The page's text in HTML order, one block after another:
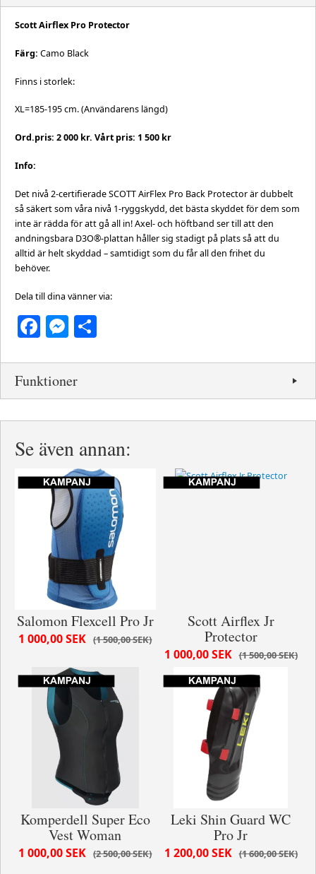
Scott Airflex Pro Protector
Färg: Camo Black
Finns i storlek:
XL=185-195 cm. (Användarens längd)
Ord.pris: 2 000 kr. Vårt pris: 1 500 kr
Info:
Det nivå 2-certifierade SCOTT AirFlex Pro Back Protector är dubbelt
så säkert som våra nivå 1-ryggskydd, det bästa skyddet för dem som
inte är rädda för att gå all in! Axel- och höftband ser till att den
andningsbara D3O®-plattan håller sig stadigt på plats så att du
alltid är helt skyddad – samtidigt som du får all den frihet du
behöver.
Dela till dina vänner via:
Facebook
Messenger
Funktioner
Se även annan:
Salomon Flexcell Pro Jr
1 500,00 SEK
1 000,00 SEK
Scott Airflex Jr
Protector
1 500,00 SEK
1 000,00 SEK
Komperdell Super Eco
Vest Woman
2 500,00 SEK
1 000,00 SEK
Leki Shin Guard WC
Pro Jr
1 600,00 SEK
1 200,00 SEK